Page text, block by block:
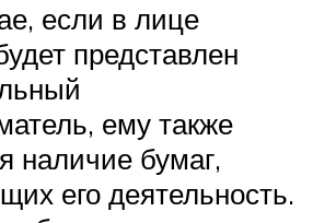
если в лице
представлен
ему также
наличие бумаг,
его деятельность.